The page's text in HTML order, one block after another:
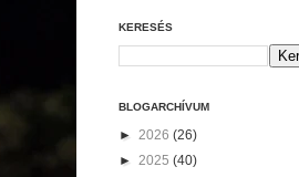
KERESÉS
BLOGARCHÍVUM
► 2026 (26)
► 2025 (40)